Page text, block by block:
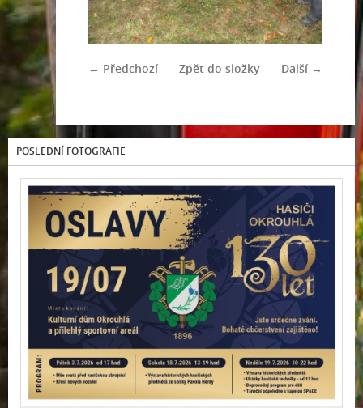
← Předchozí Další →
Zpět do složky
POSLEDNÍ FOTOGRAFIE